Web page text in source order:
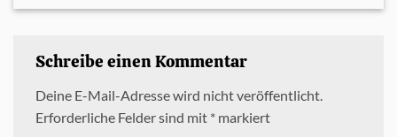
Schreibe einen Kommentar
Deine E-Mail-Adresse wird nicht veröffentlicht.
Erforderliche Felder sind mit * markiert